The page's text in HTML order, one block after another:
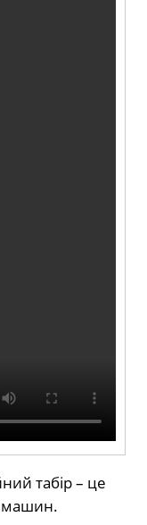
табір – це
машин.